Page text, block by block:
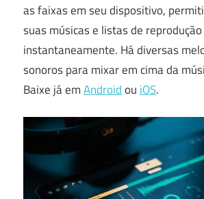
as faixas em seu dispositivo,
suas músicas e listas de
instantaneamente. Há diversas
sonoros para mixar em cima da
Baixe já emAndroidou iOS.